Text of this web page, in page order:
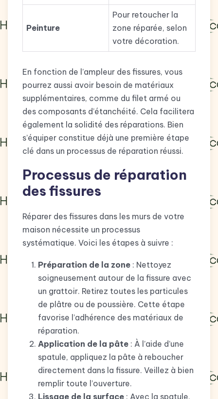
Peinture
Pour retoucher la
zone réparée, selon
votre décoration.
En fonction de l’ampleur des fissures, vous
pourrez aussi avoir besoin de matériaux
supplémentaires, comme du filet armé ou
des composants d’étanchéité. Cela facilitera
également la solidité des réparations. Bien
s’équiper constitue déjà une première étape
clé dans un processus de réparation réussi.
Processus de réparation
des fissures
Réparer des fissures dans les murs de votre
maison nécessite un processus
systématique. Voici les étapes à suivre :
Préparation de la zone : Nettoyez
soigneusement autour de la fissure avec
un grattoir. Retirez toutes les particules
de plâtre ou de poussière. Cette étape
favorise l’adhérence des matériaux de
réparation.
Application de la pâte : À l’aide d’une
spatule, appliquez la pâte à reboucher
directement dans la fissure. Veillez à bien
remplir toute l’ouverture.
Lissage de la surface : Avec la spatule,